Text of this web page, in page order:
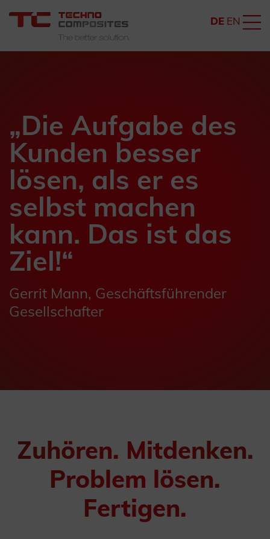
DE EN
„Die Aufgabe des
Kunden besser
lösen, als er es
selbst machen
kann. Das ist das
Ziel!“
Gerrit Mann, Geschäftsführender
Gesellschafter
Zuhören. Mitdenken.
Problem lösen.
Fertigen.